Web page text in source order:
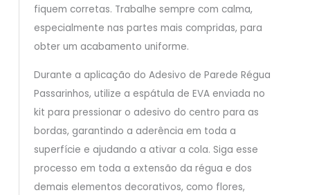
fiquem corretas. Trabalhe sempre com calma,
especialmente nas partes mais compridas, para
obter um acabamento uniforme.
Durante a aplicação do Adesivo de Parede Régua
Passarinhos, utilize a espátula de EVA enviada no
kit para pressionar o adesivo do centro para as
bordas, garantindo a aderência em toda a
superfície e ajudando a ativar a cola. Siga esse
processo em toda a extensão da régua e dos
demais elementos decorativos, como flores,